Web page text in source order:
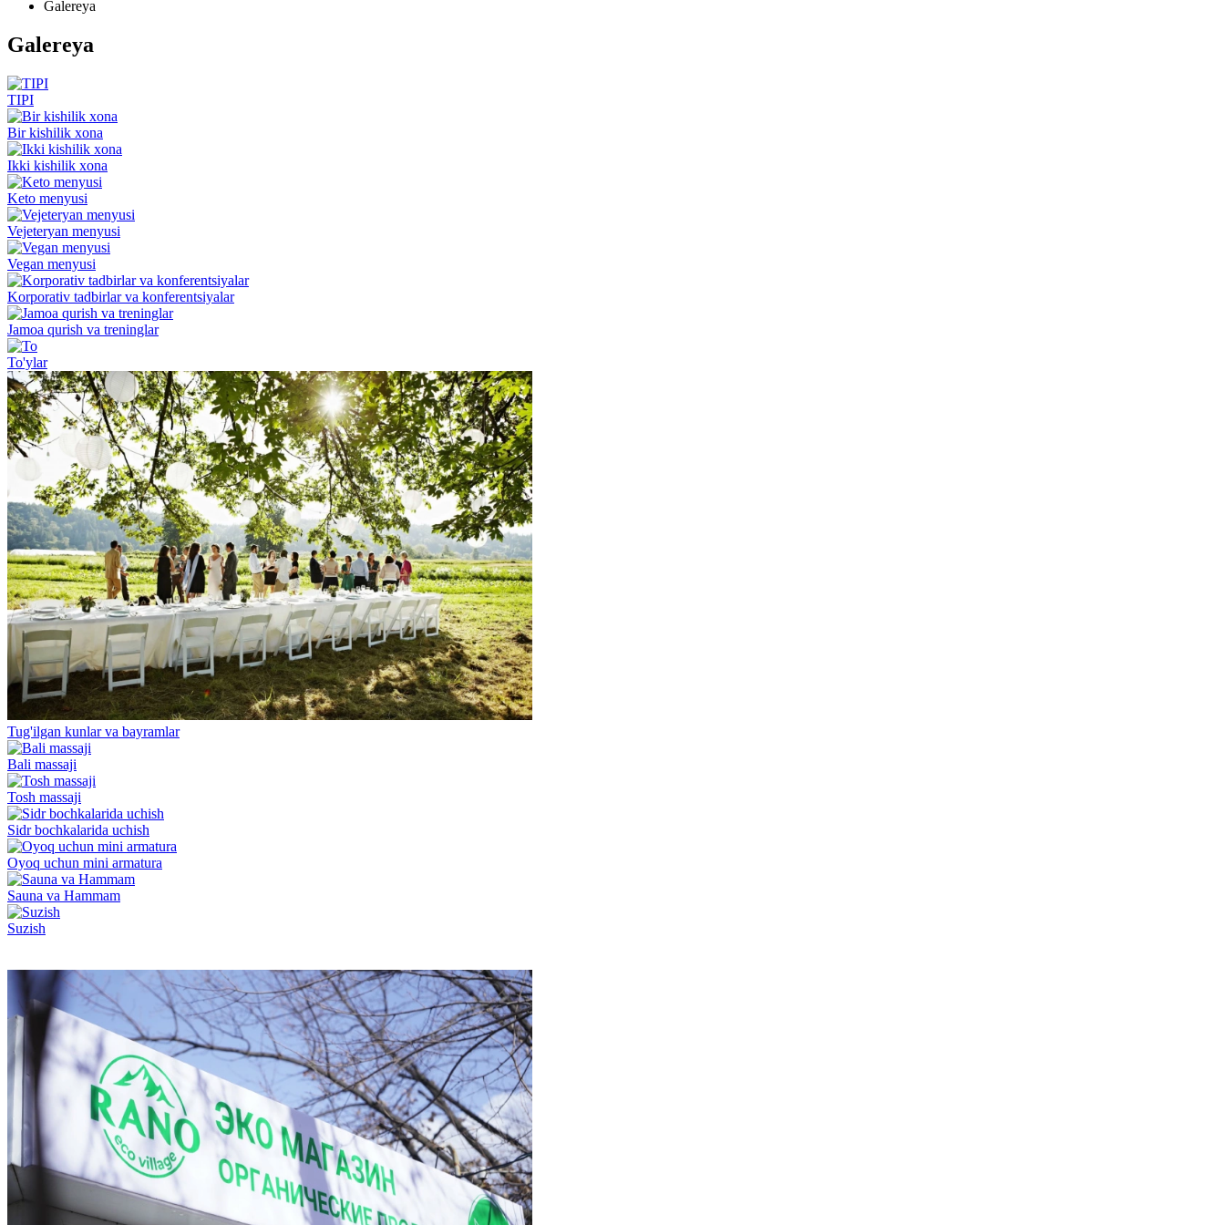
Galereya
Galereya
TIPI
Bir kishilik xona
Ikki kishilik xona
Keto menyusi
Vejeteryan menyusi
Vegan menyusi
Korporativ tadbirlar va konferentsiyalar
Jamoa qurish va treninglar
To'ylar
Tug'ilgan kunlar va bayramlar
Bali massaji
Tosh massaji
Sidr bochkalarida uchish
Oyoq uchun mini armatura
Sauna va Hammam
Suzish